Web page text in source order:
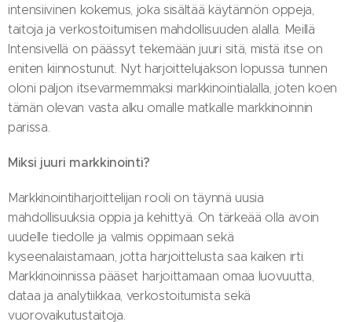
intensiivinen kokemus, joka sisältää käytännön oppeja,
taitoja ja verkostoitumisen mahdollisuuden alalla. Meillä
Intensivellä on päässyt tekemään juuri sitä, mistä itse on
eniten kiinnostunut. Nyt harjoittelujakson lopussa tunnen
oloni paljon itsevarmemmaksi markkinointialalla, joten koen
tämän olevan vasta alku omalle matkalle markkinoinnin
parissa.
Miksi juuri markkinointi?
Markkinointiharjoittelijan rooli on täynnä uusia
mahdollisuuksia oppia ja kehittyä. On tärkeää olla avoin
uudelle tiedolle ja valmis oppimaan sekä
kyseenalaistamaan, jotta harjoittelusta saa kaiken irti.
Markkinoinnissa pääset harjoittamaan omaa luovuutta,
dataa ja analytiikkaa, verkostoitumista sekä
vuorovaikutustaitoja.